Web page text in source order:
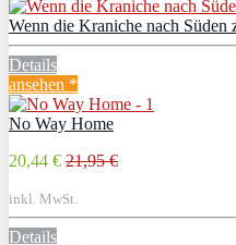
Wenn die Kraniche nach Süden
Details
ansehen *
No Way Home
20,44 € 21,95 €
inkl. MwSt.
Details